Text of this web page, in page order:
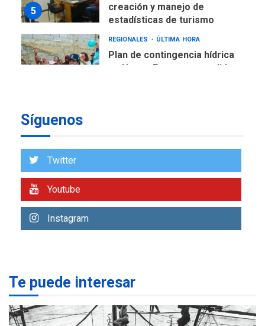
5
creación y manejo de
estadísticas de turismo
REGIONALES ÚLTIMA HORA
Plan de contingencia hídrica
en Nueva Esparta consolida
7
2
Margarita será sede de
para aprender a atender
adultos mayores
Síguenos
Twitter
Youtube
Instagram
Te puede interesar